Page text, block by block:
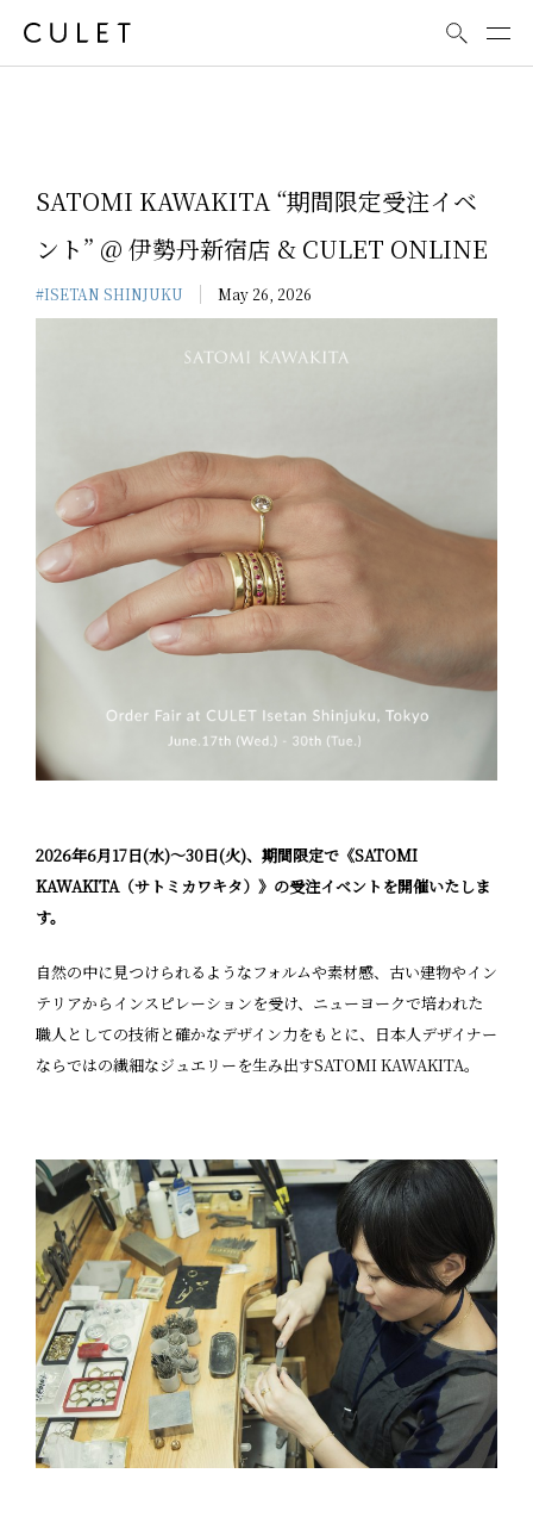
News
SATOMI KAWAKITA “期間限定受注イベ
ント” @ 伊勢丹新宿店 & CULET ONLINE
#ISETAN SHINJUKU May 26, 2026
2026年6月17日(水)〜30日(火)、期間限定で《SATOMI
KAWAKITA（サトミカワキタ）》の受注イベントを開催いたしま
す。
自然の中に見つけられるようなフォルムや素材感、古い建物やイン
テリアからインスピレーションを受け、ニューヨークで培われた
職人としての技術と確かなデザイン力をもとに、日本人デザイナー
ならではの繊細なジュエリーを生み出すSATOMI KAWAKITA。